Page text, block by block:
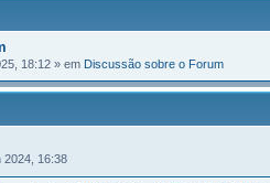
18:12 » em Discussão sobre o Forum
2024, 16:38